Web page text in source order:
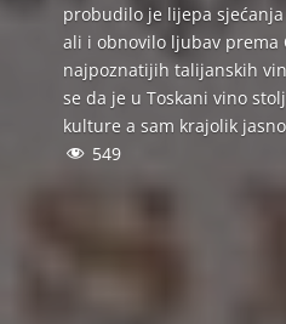
probudilo je lijepa
ali i obnovilo ljubav prema
najpoznatijih talijanskih
se da je u Toskani vino
kulture a sam krajolik
549